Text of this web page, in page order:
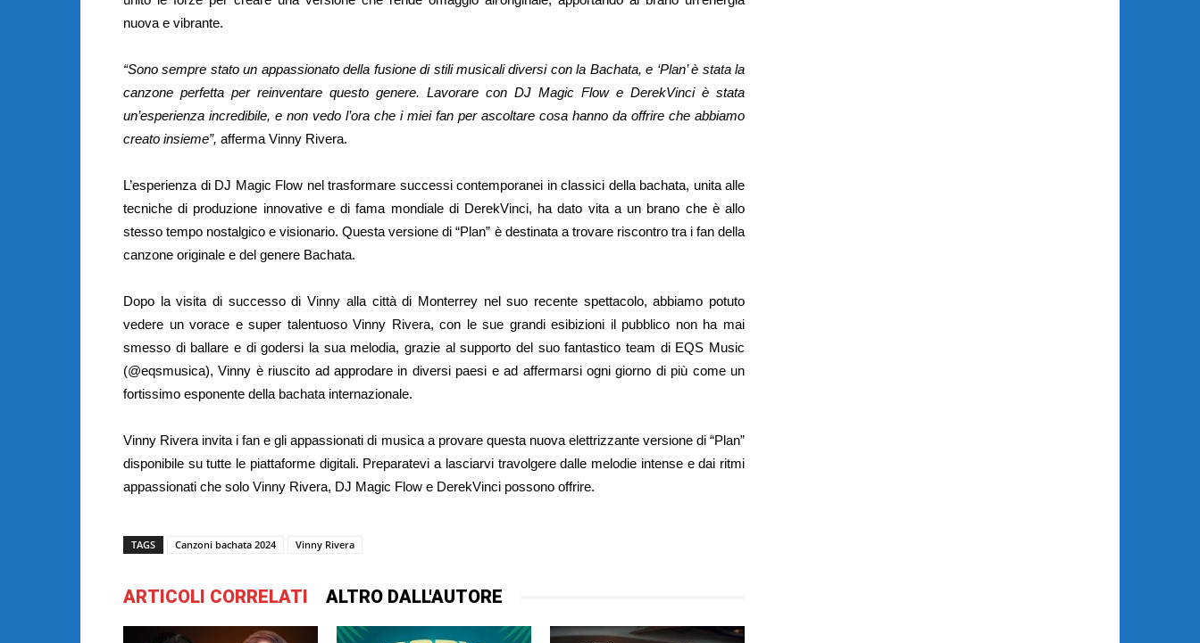
nuova e vibrante.
“Sono sempre stato un appassionato della fusione di stili musicali diversi con la Bachata, e ‘Plan’ è stata la
canzone perfetta per reinventare questo genere. Lavorare con DJ Magic Flow e DerekVinci è stata
un’esperienza incredibile, e non vedo l’ora che i miei fan per ascoltare cosa hanno da offrire che abbiamo
creato insieme”, afferma Vinny Rivera.
L’esperienza di DJ Magic Flow nel trasformare successi contemporanei in classici della bachata, unita alle
tecniche di produzione innovative e di fama mondiale di DerekVinci, ha dato vita a un brano che è allo
stesso tempo nostalgico e visionario. Questa versione di “Plan” è destinata a trovare riscontro tra i fan della
canzone originale e del genere Bachata.
Dopo la visita di successo di Vinny alla città di Monterrey nel suo recente spettacolo, abbiamo potuto
vedere un vorace e super talentuoso Vinny Rivera, con le sue grandi esibizioni il pubblico non ha mai
smesso di ballare e di godersi la sua melodia, grazie al supporto del suo fantastico team di EQS Music
(@eqsmusica), Vinny è riuscito ad approdare in diversi paesi e ad affermarsi ogni giorno di più come un
fortissimo esponente della bachata internazionale.
Vinny Rivera invita i fan e gli appassionati di musica a provare questa nuova elettrizzante versione di “Plan”
disponibile su tutte le piattaforme digitali. Preparatevi a lasciarvi travolgere dalle melodie intense e dai ritmi
appassionati che solo Vinny Rivera, DJ Magic Flow e DerekVinci possono offrire.
TAGS Canzoni bachata 2024 Vinny Rivera
ARTICOLI CORRELATI ALTRO DALL'AUTORE